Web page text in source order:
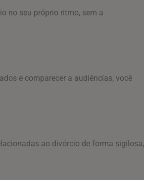
no seu próprio ritmo, sem a
e comparecer a audiências, você
ao divórcio de forma sigilosa,